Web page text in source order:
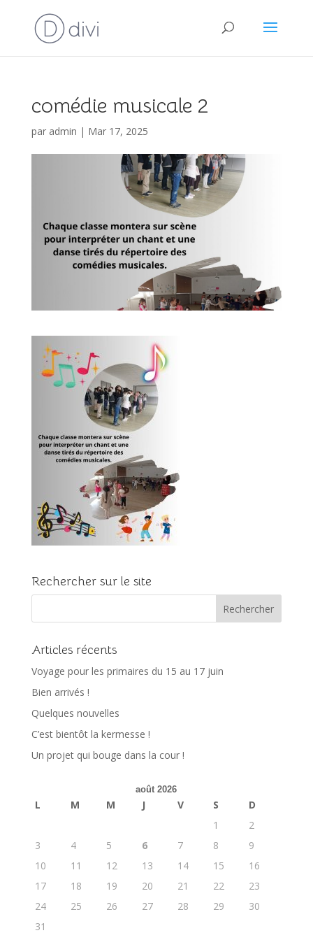
comédie musicale 2
par admin | Mar 17, 2025
Rechercher sur le site
Articles récents
Voyage pour les primaires du 15 au 17 juin
Bien arrivés !
Quelques nouvelles
C’est bientôt la kermesse !
Un projet qui bouge dans la cour !
août 2026
L M M J V S
D
1
2
3
4 5 6 7 8
9
10
11 12 13 14 15
16
17
18 19 20 21 22
23
24
25 26 27 28 29
30
31